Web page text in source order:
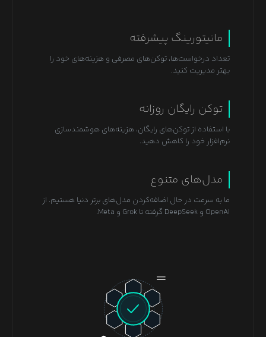
مانیتورینگ پیشرفته
تعداد درخواست‌ها، توکن‌های مصرفی و هزینه‌های خود را
بهتر مدیریت کنید.
توکن رایگان روزانه
با استفاده از توکن‌های رایگان، هزینه‌های هوشمندسازی
نرم‌افزار خود را کاهش دهید.
مدل‌های متنوع
ما به سرعت در حال اضافه‌کردن مدل‌های برتر دنیا هستیم. از
OpenAI و DeepSeek گرفته تا Grok و Meta.